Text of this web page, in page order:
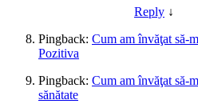
Reply ↓
Pingback: Cum am învăţat să-
Pozitiva
Pingback: Cum am învăţat să-
sănătate